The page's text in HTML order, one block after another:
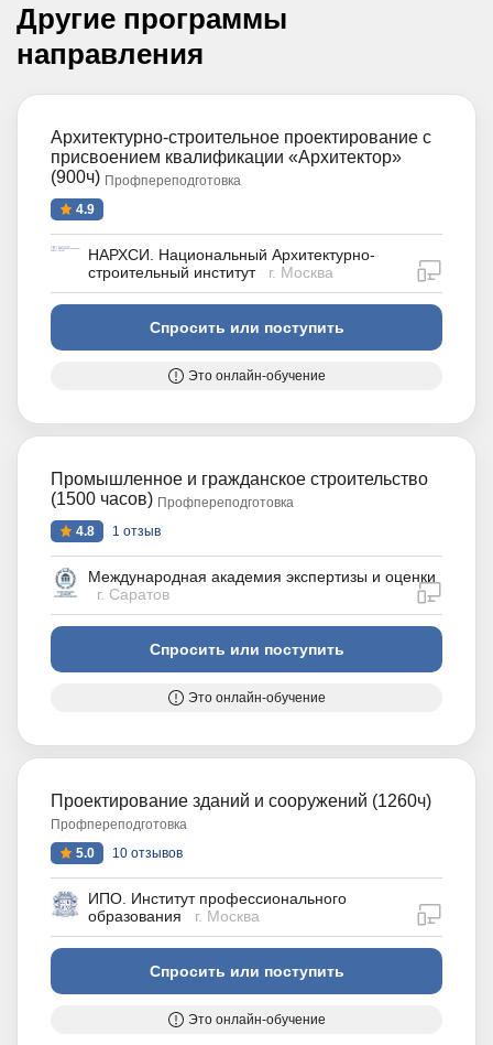
Другие программы
направления
Архитектурно-строительное проектирование с
присвоением квалификации «Архитектор»
(900ч) Профпереподготовка
4.9
НАРХСИ. Национальный Архитектурно-
строительный институт
г. Москва
Спросить или поступить
Это онлайн-обучение
Промышленное и гражданское строительство
(1500 часов) Профпереподготовка
4.8
1 отзыв
Международная академия экспертизы и оценки
г. Саратов
Спросить или поступить
Это онлайн-обучение
Проектирование зданий и сооружений (1260ч)
Профпереподготовка
5.0
10 отзывов
ИПО. Институт профессионального
образования
г. Москва
Спросить или поступить
Это онлайн-обучение